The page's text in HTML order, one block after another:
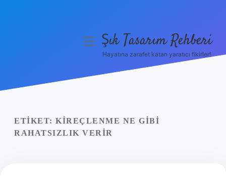
Yasal Uyarı
menüyüŞık Tasarım Rehberi
Hayatına zarafet katan yaratıcı fikirler!
ETIKET: KIREÇLENME NE GIBI
RAHATSIZLIK VERIR